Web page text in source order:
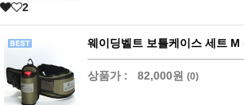
2
웨이딩벨트 보틀케이스 세트 M
상품가 : 82,000원 (0)